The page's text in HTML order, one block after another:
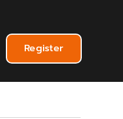
Register